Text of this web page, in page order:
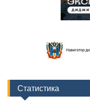
Статистика